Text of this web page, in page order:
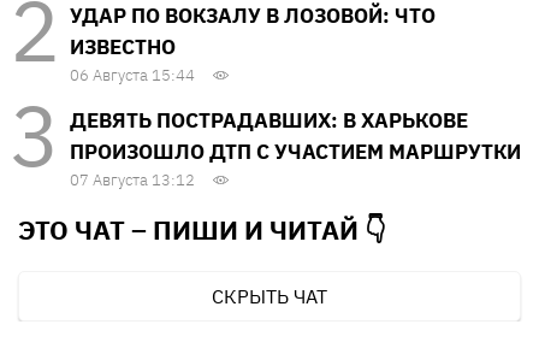
УДАР ПО ВОКЗАЛУ В ЛОЗОВОЙ: ЧТО
ИЗВЕСТНО
06 Августа 15:44
ДЕВЯТЬ ПОСТРАДАВШИХ: В ХАРЬКОВЕ
ПРОИЗОШЛО ДТП С УЧАСТИЕМ МАРШРУТКИ
07 Августа 13:12
ЭТО ЧАТ – ПИШИ И ЧИТАЙ 👇
СКРЫТЬ ЧАТ